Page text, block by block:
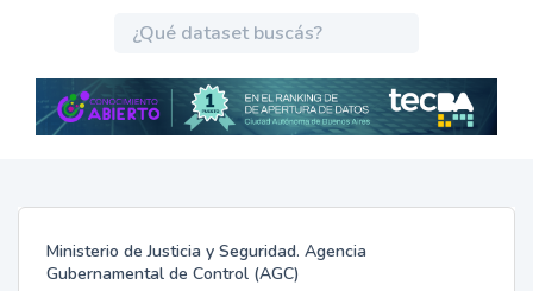
Ministerio de Justicia y Seguridad. Agencia
Gubernamental de Control (AGC)